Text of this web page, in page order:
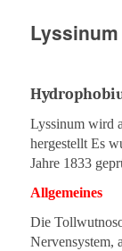
Lyssinum
Lyssinum wird
hergestellt Es
Jahre 1833
Allgemeines
Die
Nervensystem,